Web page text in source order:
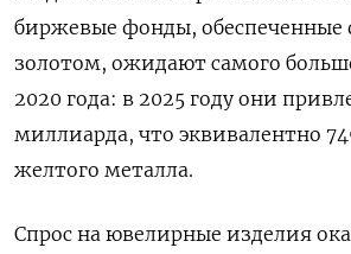
биржевые фонды,
золотом, ожидают самого
2020 года: в ‍2025 году они
миллиарда, что эквивалентно
желтого металла.
Спрос на ювелирные изделия